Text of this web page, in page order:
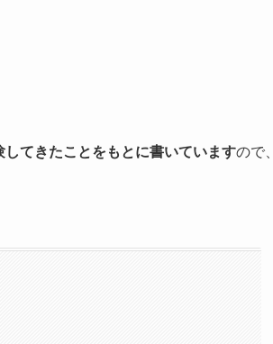
てきたことをもとに書いていますので、